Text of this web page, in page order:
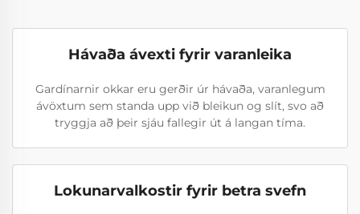
Hávaða ávexti fyrir varanleika
Gardínarnir okkar eru gerðir úr hávaða, varanlegum
ávöxtum sem standa upp við bleikun og slít, svo að
tryggja að þeir sjáu fallegir út á langan tíma.
Lokunarvalkostir fyrir betra svefn